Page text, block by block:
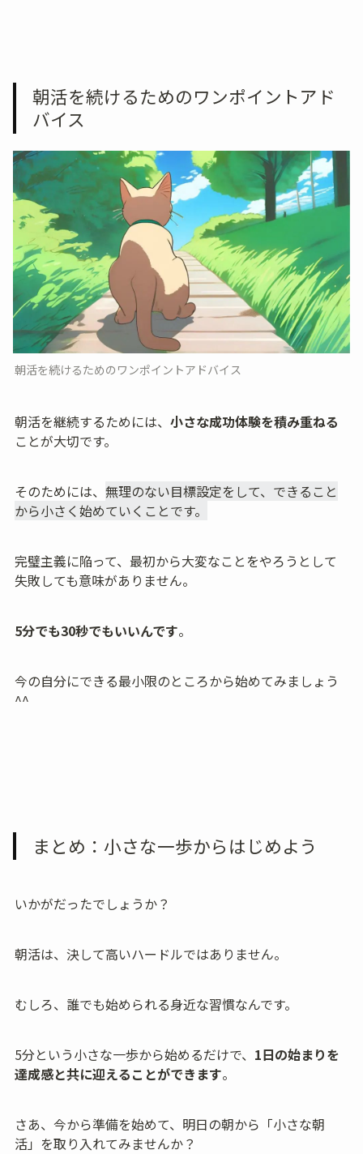
朝活を続けるためのワンポイントアド
バイス
朝活を続けるためのワンポイントアドバイス
朝活を継続するためには、小さな成功体験を積み重ねる
ことが大切です。
そのためには、無理のない目標設定をして、できること
から小さく始めていくことです。
完璧主義に陥って、最初から大変なことをやろうとして
失敗しても意味がありません。
5分でも30秒でもいいんです。
今の自分にできる最小限のところから始めてみましょう
^^
まとめ：小さな一歩からはじめよう
いかがだったでしょうか？
朝活は、決して高いハードルではありません。
むしろ、誰でも始められる身近な習慣なんです。
5分という小さな一歩から始めるだけで、 1日の始まりを
達成感と共に迎えることができます。
さあ、今から準備を始めて、明日の朝から「小さな朝
活」を取り入れてみませんか？